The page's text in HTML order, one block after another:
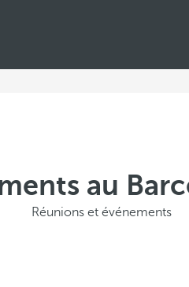
au
Réunions et événements